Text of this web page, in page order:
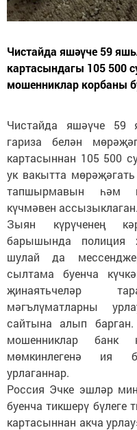
Чистайда яшәүче 59
картасындагы 105 500
мошенниклар корбаны
Чистайда яшәүче 59
гариза белән
картасыннан 105 500
ук вакытта
тапшырмавын һәм
күчмәвен ассызыклаган.
Зыян күрүченең
барышында полиция
шулай да
сылтама буенча
җинаятьчеләр
мәгълүматларны
сайтына алып
мошенниклар банк
мөмкинлегенә ия
урлаганнар.
Россия Эчке эшләр
буенча тикшерү бүлеге
картасыннан акча